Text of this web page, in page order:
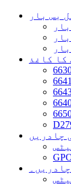
بس بار
کا کاغذ
چادریں